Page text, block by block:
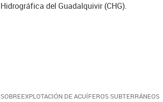
Hidrográfica del Guadalquivir (CHG).
SOBREEXPLOTACIÓN DE ACUÍFEROS SUBTERRÁNEOS